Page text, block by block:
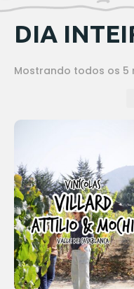
DIA
Mostrando todos os 5